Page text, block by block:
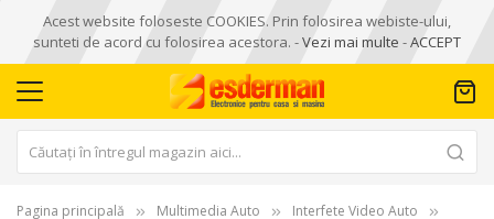
Acest website foloseste COOKIES. Prin folosirea webiste-ului,
sunteti de acord cu folosirea acestora. -Vezi mai multe -ACCEPT
Pagina principală Multimedia Auto
Interfete Video Auto